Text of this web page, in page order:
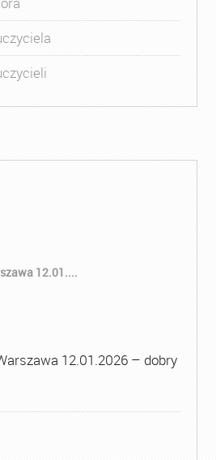
12.01....
12.01.2026 – dobry